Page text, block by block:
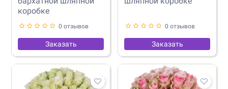
коробке
0 отзывов
Заказать
0 отзывов
Заказать